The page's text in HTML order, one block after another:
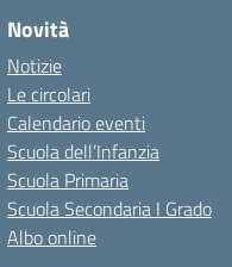
Novità
Notizie
Le circolari
Calendario eventi
Scuola dell’Infanzia
Scuola Primaria
Scuola Secondaria I Grado
Albo online